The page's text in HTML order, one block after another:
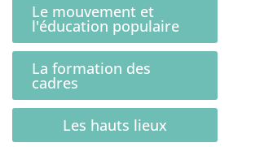
Le mouvement et
l'éducation populaire
La formation des
cadres
Les hauts lieux